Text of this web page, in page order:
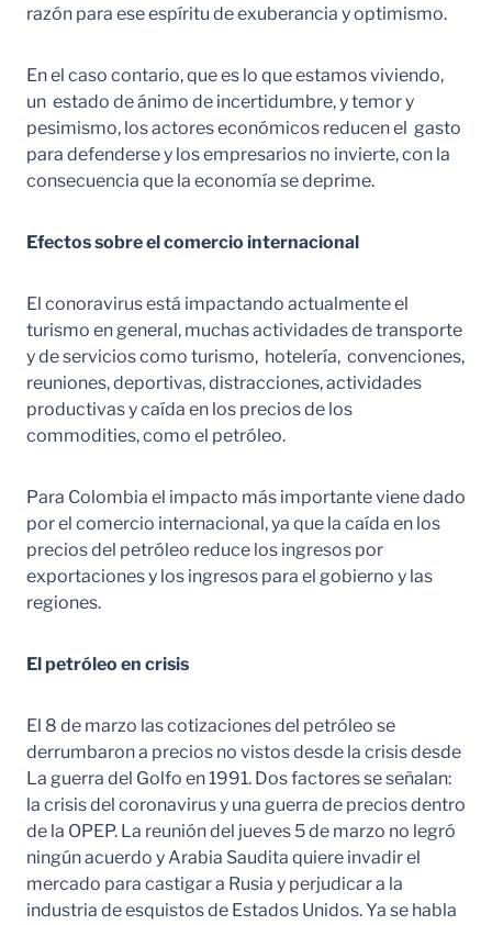
razón para ese espíritu de exuberancia y optimismo.
En el caso contario, que es lo que estamos viviendo,
un estado de ánimo de incertidumbre, y temor y
pesimismo, los actores económicos reducen el gasto
para defenderse y los empresarios no invierte, con la
consecuencia que la economía se deprime.
Efectos sobre el comercio internacional
El conoravirus está impactando actualmente el
turismo en general, muchas actividades de transporte
y de servicios como turismo, hotelería, convenciones,
reuniones, deportivas, distracciones, actividades
productivas y caída en los precios de los
commodities, como el petróleo.
Para Colombia el impacto más importante viene dado
por el comercio internacional, ya que la caída en los
precios del petróleo reduce los ingresos por
exportaciones y los ingresos para el gobierno y las
regiones.
El petróleo en crisis
El 8 de marzo las cotizaciones del petróleo se
derrumbaron a precios no vistos desde la crisis desde
La guerra del Golfo en 1991. Dos factores se señalan:
la crisis del coronavirus y una guerra de precios dentro
de la OPEP. La reunión del jueves 5 de marzo no legró
ningún acuerdo y Arabia Saudita quiere invadir el
mercado para castigar a Rusia y perjudicar a la
industria de esquistos de Estados Unidos. Ya se habla